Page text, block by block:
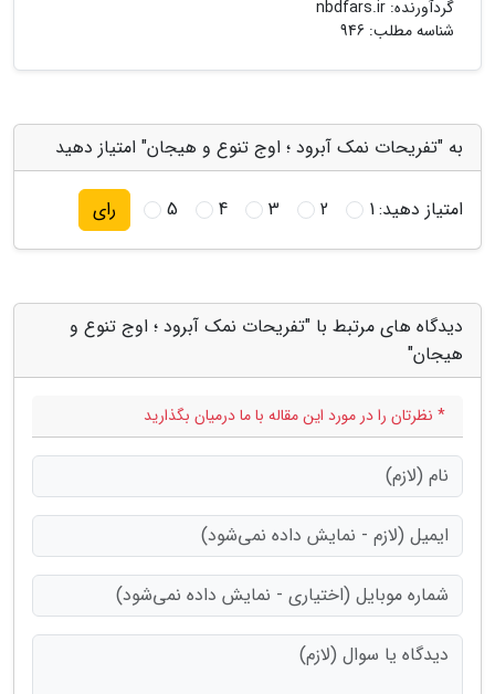
گردآورنده: nbdfars.ir
شناسه مطلب: 946
به "تفریحات نمک آبرود ؛ اوج تنوع و هیجان" امتیاز دهید
امتیاز دهید:1
2
3
4
5 رای
دیدگاه های مرتبط با "تفریحات نمک آبرود ؛ اوج تنوع و
هیجان"
* نظرتان را در مورد این مقاله با ما درمیان بگذارید